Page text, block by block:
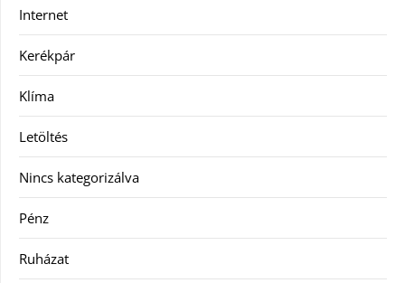
Internet
Kerékpár
Klíma
Letöltés
Nincs kategorizálva
Pénz
Ruházat